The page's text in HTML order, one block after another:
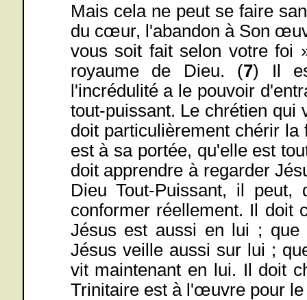
Mais cela ne peut se faire
du cœur, l'abandon à Son
vous soit fait selon votre foi
royaume de Dieu. (7) Il
l'incrédulité a le pouvoir
tout-puissant. Le chrétien qui
doit particulièrement chérir la
est à sa portée, qu'elle est
doit apprendre à regarder
Dieu Tout-Puissant, il
conformer réellement. Il doit
Jésus est aussi en lui ;
Jésus veille aussi sur lui ;
vit maintenant en lui. Il doit
Trinitaire est à l'œuvre pour